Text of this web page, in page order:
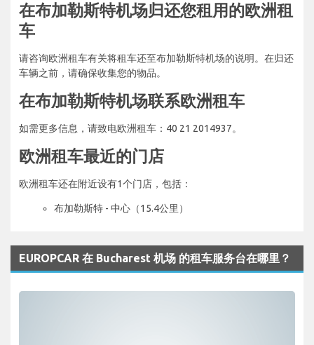
在布加勒斯特机场归还您租用的欧洲租
车
请咨询欧洲租车有关将租车还至布加勒斯特机场的说明。在归还
车辆之前，请确保收集您的物品。
在布加勒斯特机场联系欧洲租车
如需更多信息，请致电欧洲租车：40 21 2014937。
欧洲租车最近的门店
欧洲租车还在附近设有1个门店，包括：
布加勒斯特 - 中心（15.4公里）
EUROPCAR 在 Bucharest 机场 的租车服务台在哪里？